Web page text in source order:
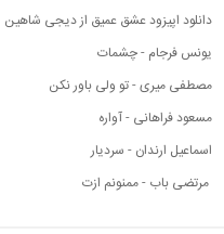
دانلود اپیزود عشق عمیق از دیجی شاهین
یونس فرجام - چشمات
مصطفی میری - تو ولی باور نکن
مسعود فراهانی - آواره
اسماعیل ارندان - سردیار
مرتضی باب - ممنونم ازت